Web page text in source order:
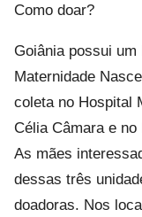
Como doar?
Goiânia possui
Maternidade
coleta no Hospital
Célia Câmara e
As mães
dessas três
doadoras. Nos